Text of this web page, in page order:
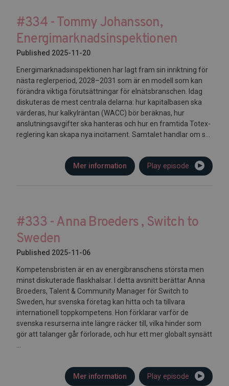
#334 - Tommy Johansson,
Energimarknadsinspektionen
Published 2025-11-20
Energimarknadsinspektionen har lagt fram sin inriktning för
nästa reglerperiod, 2028–2031 som är en modell som kan
förändra viktiga förutsättningar för elnätsbranschen. Idag
diskuteras de mest centrala delarna: hur kapitalbasen ska
värderas, hur kalkylräntan (WACC) bör beräknas, hur
anslutningsavgifter ska hanteras och hur en framtida Totex-
reglering kan skapa nya incitament. Samtalet handlar om s...
Play episode
Mer information
#333 - Anna Broeders , Switch to
Sweden
Published 2025-11-06
Kompetensbristen är en av energibranschens största men
minst diskuterade flaskhalsar. I detta avsnitt berättar Anna
Broeders, Talent & Community Manager för Switch to
Sweden, hur svenska företag kan hitta och ta tillvara
internationell toppkompetens. Hon förklarar varför de
svenska resurserna inte längre räcker till, vilka hinder som
gör att talanger går förlorade, och hur ett mer globalt synsätt
Play episode
Mer information